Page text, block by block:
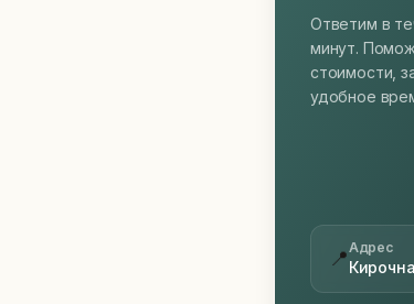
Ответим в
минут.
стоимости,
удобное
📍Адрес